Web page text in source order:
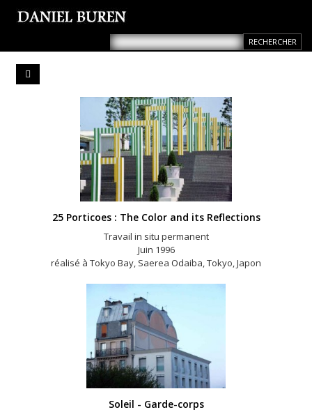
25 Porticoes : The Color and its Reflections
Travail in situ permanent
Juin 1996
réalisé à Tokyo Bay, Saerea Odaiba, Tokyo, Japon
Soleil - Garde-corps